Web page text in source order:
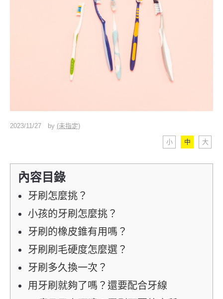
2023/11/27 by (未指定)
小 中 大
內容目錄
牙刷怎麼挑？
小孩的牙刷怎麼挑？
牙刷的橡皮錐有用嗎？
牙刷刷毛硬度怎麼選？
牙刷多久換一次？
用牙刷就夠了嗎？還要配合牙線